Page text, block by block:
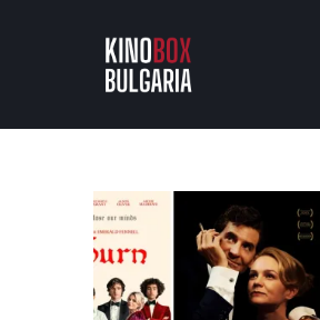
KINOBOX
АНАЛИЗИ
БАХТИ НАГРАДИТЕ
ИНТЕРВЮТА